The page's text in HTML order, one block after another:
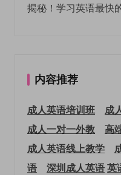
揭秘！学习英语最快
内容推荐
成人英语培训班
成
成人一对一外教
高
成人英语线上教学
语
深圳成人英语英